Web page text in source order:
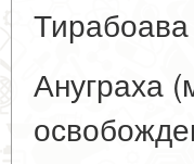
Ануграха